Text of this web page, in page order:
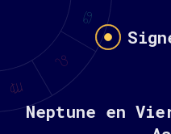
Neptune en